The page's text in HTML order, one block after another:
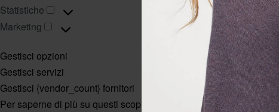
Statistiche
Marketing
Gestisci opzioni
Gestisci servizi
Gestisci {vendor_count} fornitori
Per saperne di più su questi scopi